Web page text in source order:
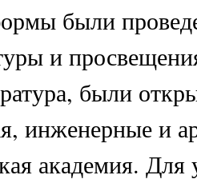
были
и
были
инженерные и
академия. Для